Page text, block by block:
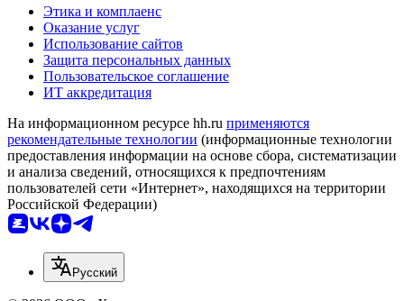
Этика и комплаенс
Оказание услуг
Использование сайтов
Защита персональных данных
Пользовательское соглашение
ИТ аккредитация
На информационном ресурсе hh.ru применяются
рекомендательные технологии (информационные технологии
предоставления информации на основе сбора, систематизации
и анализа сведений, относящихся к предпочтениям
пользователей сети «Интернет», находящихся на территории
Российской Федерации)
Русский